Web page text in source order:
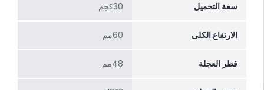
سعة التحميل 30كجم
الارتفاع الکلی 60مم
قطر العجلة 48مم